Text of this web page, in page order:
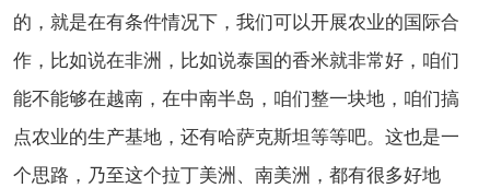
的，就是在有条件情况下，我们可以开展农业的国际合
作，比如说在非洲，比如说泰国的香米就非常好，咱们
能不能够在越南，在中南半岛，咱们整一块地，咱们搞
点农业的生产基地，还有哈萨克斯坦等等吧。这也是一
个思路，乃至这个拉丁美洲、南美洲，都有很多好地